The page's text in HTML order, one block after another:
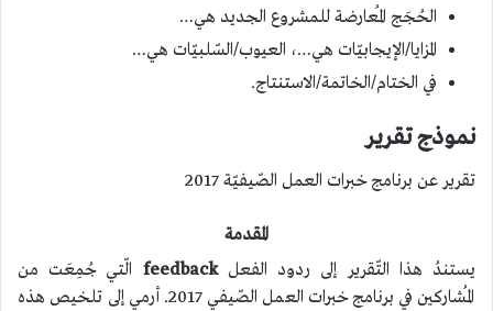
الحُجَج المُعارضة للمشروع الجديد هي…
المزايا/الإيجابيّات هي…، العيوب/السّلبيّات هي…
في الختام/الخاتمة/الاستنتاج.
نموذج تقرير
تقرير عن برنامج خبرات العمل الصّيفيّة 2017
المقدمة
يستندُ هذا التّقرير إلى ردود الفعلfeedback الّتي جُمِعَت من
المُشاركين في برنامج خبرات العمل الصّيفي 2017. أرمي إلى تلخيص هذه